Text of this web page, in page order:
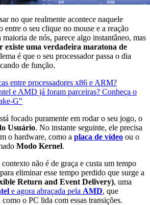
no que realmente acontece naquele
entre o seu clique no mouse e a reação
maioria de nós, parece algo instantâneo, mas
existe uma verdadeira maratona de
é que o seu processador passa o dia
de função.
entre processadores x86 e ARM?
e AMD já foram parceiras? Conheça o
G"
focado puramente em rodar o seu jogo, o
Usuário. No instante seguinte, ele precisa
o hardware, como a placa de vídeo ou o
Modo Kernel.
não é de graça e custa um tempo
eliminar esse tempo perdido que surge a
Return and Event Delivery), uma
e agora abraçada pela AMD, que
o PC lida com essas transições.